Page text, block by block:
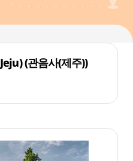
(관음사(제주))